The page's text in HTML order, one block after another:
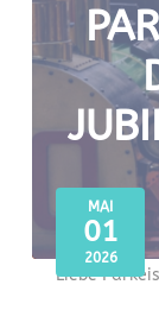
MAI
01
2026
Liebe